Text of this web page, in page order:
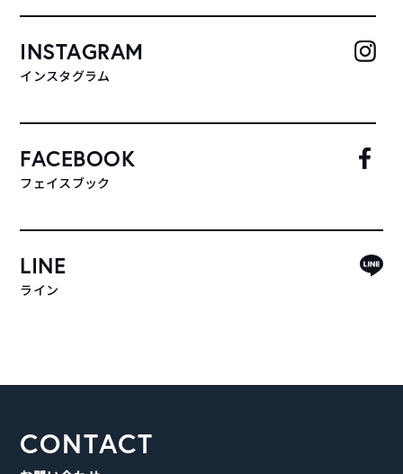
INSTAGRAM
インスタグラム
FACEBOOK
フェイスブック
LINE
ライン
CONTACT